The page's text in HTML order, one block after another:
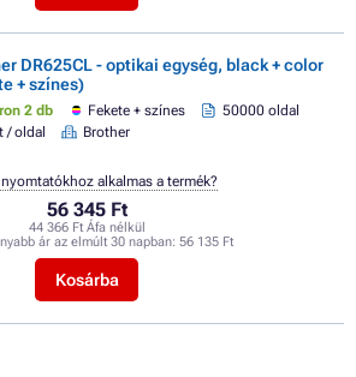
DR625CL - optikai egység, black + color
+ színes)
2 db Fekete + színes
50000 oldal
/ oldal
Brother
56 345 Ft
44 366 Ft Áfa nélkül
ár az elmúlt 30 napban: 56 135 Ft
Kosárba
alkalmas a termék?